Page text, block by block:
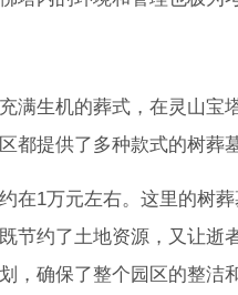
满生机的葬式，在灵山宝
都提供了多种款式的树葬
在1万元左右。这里的树
节约了土地资源，又让逝
，确保了整个园区的整洁